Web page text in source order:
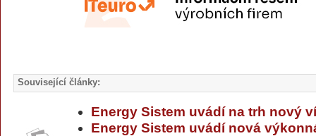
Související články:
Energy Sistem uvádí na trh nový
Energy Sistem uvádí nová